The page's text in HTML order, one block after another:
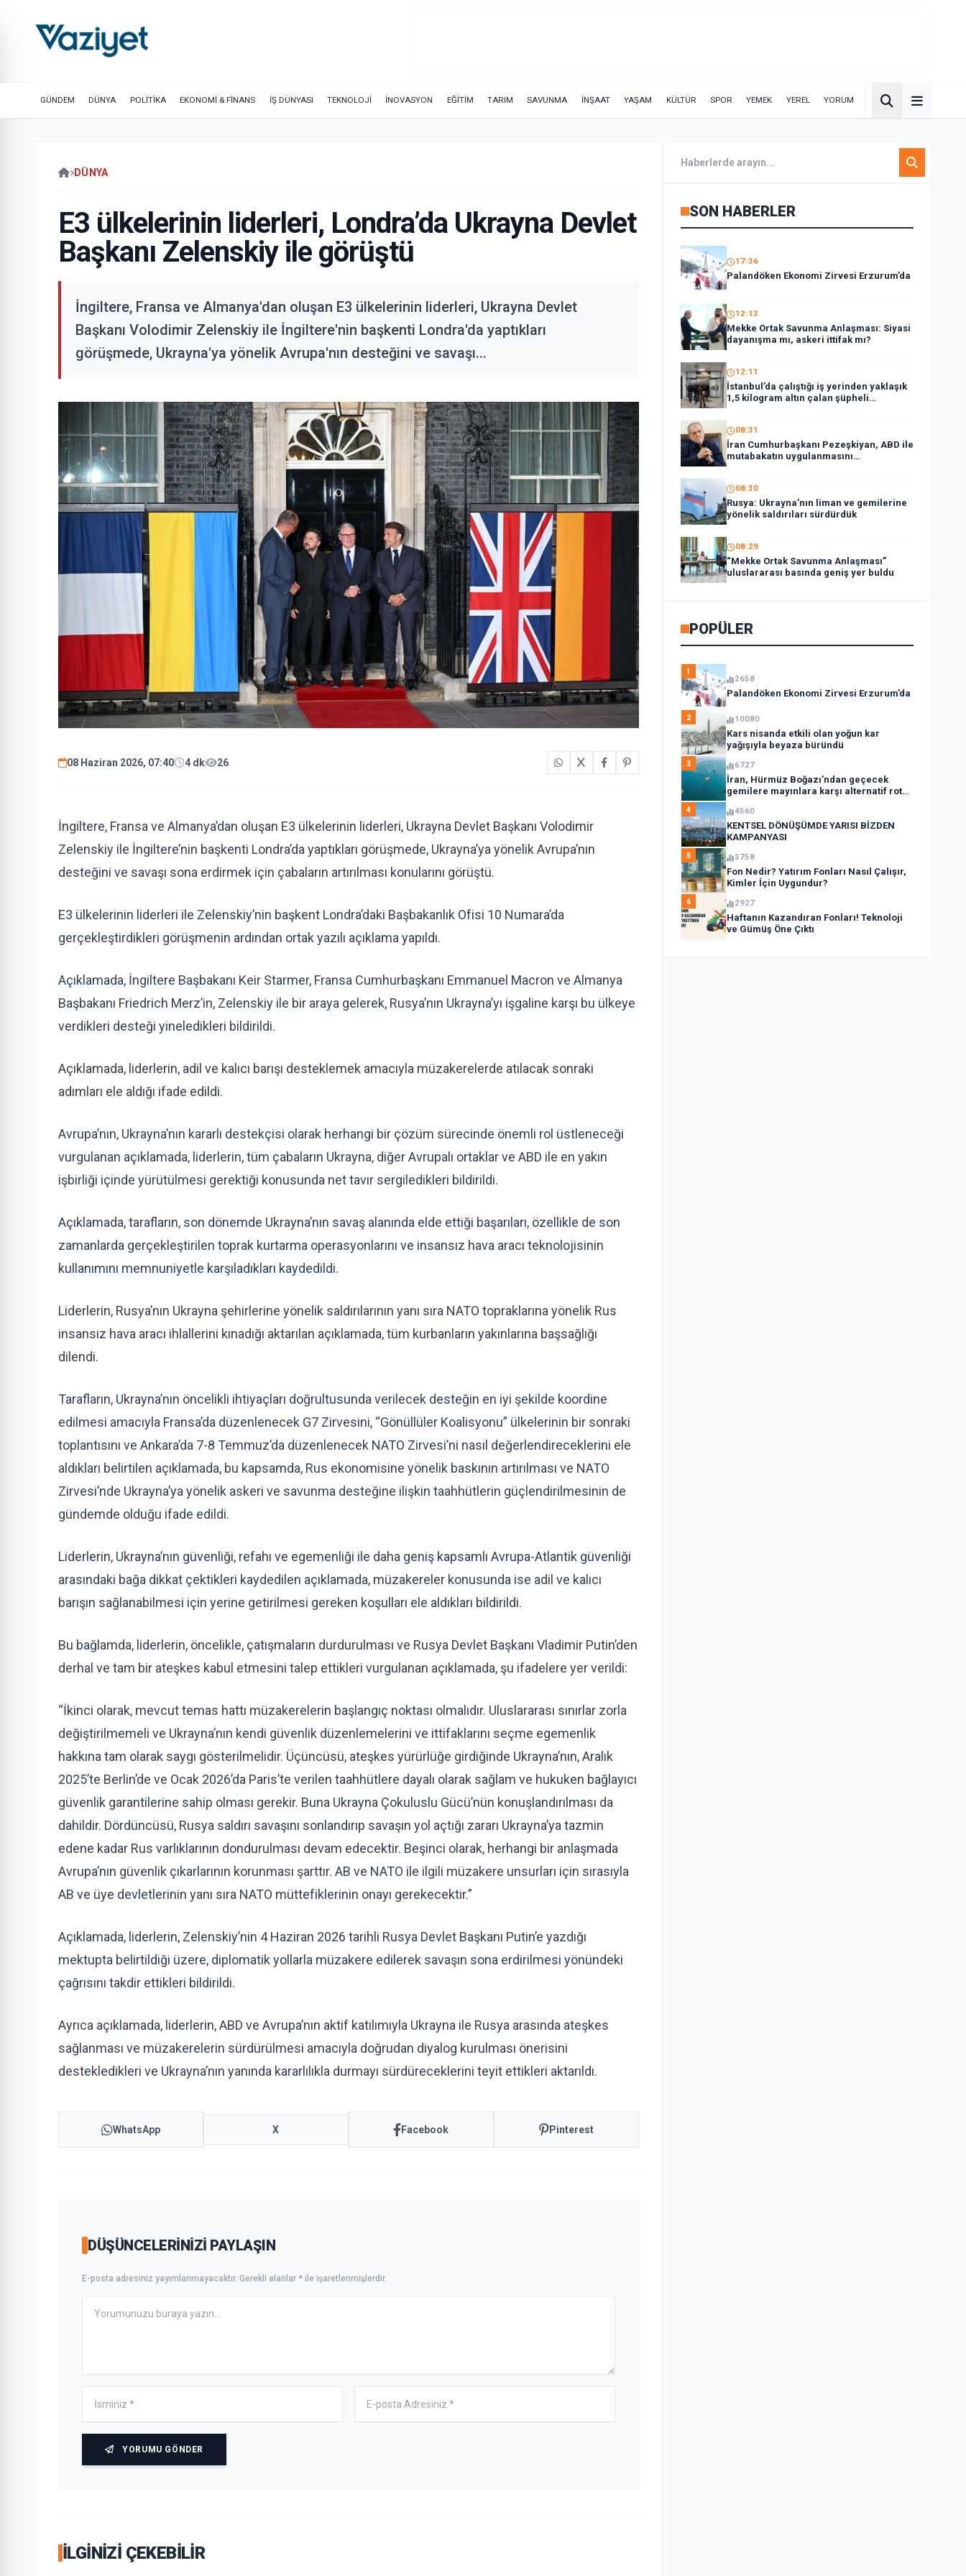
GÜNDEM DÜNYA POLİTİKA EKONOMİ & FİNANS İŞ DÜNYASI TEKNOLOJİ İNOVASYON EĞİTİM TARIM SAVUNMA İNŞAAT YAŞAM KÜLTÜR SPOR YEMEK YEREL YORUM
DÜNYA
E3 ülkelerinin liderleri, Londra’da Ukrayna Devlet
Başkanı Zelenskiy ile görüştü
İngiltere, Fransa ve Almanya'dan oluşan E3 ülkelerinin liderleri, Ukrayna Devlet
Başkanı Volodimir Zelenskiy ile İngiltere'nin başkenti Londra'da yaptıkları
görüşmede, Ukrayna'ya yönelik Avrupa'nın desteğini ve savaşı...
08 Haziran 2026, 07:40 4 dk 26
İngiltere, Fransa ve Almanya’dan oluşan E3 ülkelerinin liderleri, Ukrayna Devlet Başkanı Volodimir
Zelenskiy ile İngiltere’nin başkenti Londra’da yaptıkları görüşmede, Ukrayna’ya yönelik Avrupa’nın
desteğini ve savaşı sona erdirmek için çabaların artırılması konularını görüştü.
E3 ülkelerinin liderleri ile Zelenskiy’nin başkent Londra’daki Başbakanlık Ofisi 10 Numara’da
gerçekleştirdikleri görüşmenin ardından ortak yazılı açıklama yapıldı.
Açıklamada, İngiltere Başbakanı Keir Starmer, Fransa Cumhurbaşkanı Emmanuel Macron ve Almanya
Başbakanı Friedrich Merz’in, Zelenskiy ile bir araya gelerek, Rusya’nın Ukrayna’yı işgaline karşı bu ülkeye
verdikleri desteği yineledikleri bildirildi.
Açıklamada, liderlerin, adil ve kalıcı barışı desteklemek amacıyla müzakerelerde atılacak sonraki
adımları ele aldığı ifade edildi.
Avrupa’nın, Ukrayna’nın kararlı destekçisi olarak herhangi bir çözüm sürecinde önemli rol üstleneceği
vurgulanan açıklamada, liderlerin, tüm çabaların Ukrayna, diğer Avrupalı ortaklar ve ABD ile en yakın
işbirliği içinde yürütülmesi gerektiği konusunda net tavır sergiledikleri bildirildi.
Açıklamada, tarafların, son dönemde Ukrayna’nın savaş alanında elde ettiği başarıları, özellikle de son
zamanlarda gerçekleştirilen toprak kurtarma operasyonlarını ve insansız hava aracı teknolojisinin
kullanımını memnuniyetle karşıladıkları kaydedildi.
Liderlerin, Rusya’nın Ukrayna şehirlerine yönelik saldırılarının yanı sıra NATO topraklarına yönelik Rus
insansız hava aracı ihlallerini kınadığı aktarılan açıklamada, tüm kurbanların yakınlarına başsağlığı
dilendi.
Tarafların, Ukrayna’nın öncelikli ihtiyaçları doğrultusunda verilecek desteğin en iyi şekilde koordine
edilmesi amacıyla Fransa’da düzenlenecek G7 Zirvesini, “Gönüllüler Koalisyonu” ülkelerinin bir sonraki
toplantısını ve Ankara’da 7-8 Temmuz’da düzenlenecek NATO Zirvesi’ni nasıl değerlendireceklerini ele
aldıkları belirtilen açıklamada, bu kapsamda, Rus ekonomisine yönelik baskının artırılması ve NATO
Zirvesi’nde Ukrayna’ya yönelik askeri ve savunma desteğine ilişkin taahhütlerin güçlendirilmesinin de
gündemde olduğu ifade edildi.
Liderlerin, Ukrayna’nın güvenliği, refahı ve egemenliği ile daha geniş kapsamlı Avrupa-Atlantik güvenliği
arasındaki bağa dikkat çektikleri kaydedilen açıklamada, müzakereler konusunda ise adil ve kalıcı
barışın sağlanabilmesi için yerine getirilmesi gereken koşulları ele aldıkları bildirildi.
Bu bağlamda, liderlerin, öncelikle, çatışmaların durdurulması ve Rusya Devlet Başkanı Vladimir Putin’den
derhal ve tam bir ateşkes kabul etmesini talep ettikleri vurgulanan açıklamada, şu ifadelere yer verildi:
“İkinci olarak, mevcut temas hattı müzakerelerin başlangıç noktası olmalıdır. Uluslararası sınırlar zorla
değiştirilmemeli ve Ukrayna’nın kendi güvenlik düzenlemelerini ve ittifaklarını seçme egemenlik
hakkına tam olarak saygı gösterilmelidir. Üçüncüsü, ateşkes yürürlüğe girdiğinde Ukrayna’nın, Aralık
2025’te Berlin’de ve Ocak 2026’da Paris’te verilen taahhütlere dayalı olarak sağlam ve hukuken bağlayıcı
güvenlik garantilerine sahip olması gerekir. Buna Ukrayna Çokuluslu Gücü’nün konuşlandırılması da
dahildir. Dördüncüsü, Rusya saldırı savaşını sonlandırıp savaşın yol açtığı zararı Ukrayna’ya tazmin
edene kadar Rus varlıklarının dondurulması devam edecektir. Beşinci olarak, herhangi bir anlaşmada
Avrupa’nın güvenlik çıkarlarının korunması şarttır. AB ve NATO ile ilgili müzakere unsurları için sırasıyla
AB ve üye devletlerinin yanı sıra NATO müttefiklerinin onayı gerekecektir.”
Açıklamada, liderlerin, Zelenskiy’nin 4 Haziran 2026 tarihli Rusya Devlet Başkanı Putin’e yazdığı
mektupta belirtildiği üzere, diplomatik yollarla müzakere edilerek savaşın sona erdirilmesi yönündeki
çağrısını takdir ettikleri bildirildi.
Ayrıca açıklamada, liderlerin, ABD ve Avrupa’nın aktif katılımıyla Ukrayna ile Rusya arasında ateşkes
sağlanması ve müzakerelerin sürdürülmesi amacıyla doğrudan diyalog kurulması önerisini
destekledikleri ve Ukrayna’nın yanında kararlılıkla durmayı sürdüreceklerini teyit ettikleri aktarıldı.
WhatsApp X Facebook Pinterest
DÜŞÜNCELERINIZI PAYLAŞIN
E-posta adresiniz yayımlanmayacaktır. Gerekli alanlar * ile işaretlenmişlerdir.
YORUMU GÖNDER
İLGINIZI ÇEKEBILIR
SON HABERLER
17:36
Palandöken Ekonomi Zirvesi Erzurum’da
12:13
Mekke Ortak Savunma Anlaşması: Siyasi
dayanışma mı, askeri ittifak mı?
12:11
İstanbul’da çalıştığı iş yerinden yaklaşık
1,5 kilogram altın çalan şüpheli
tutuklandı
08:31
İran Cumhurbaşkanı Pezeşkiyan, ABD ile
mutabakatın uygulanmasını
desteklediklerini söyledi:
08:30
Rusya: Ukrayna’nın liman ve gemilerine
yönelik saldırıları sürdürdük
08:29
“Mekke Ortak Savunma Anlaşması”
uluslararası basında geniş yer buldu
POPÜLER
1
2658
Palandöken Ekonomi Zirvesi Erzurum’da
2 10080
Kars nisanda etkili olan yoğun kar
yağışıyla beyaza büründü
3 6727
İran, Hürmüz Boğazı’ndan geçecek
gemilere mayınlara karşı alternatif rota
4 4560
KENTSEL DÖNÜŞÜMDE YARISI BİZDEN
KAMPANYASI
5 3758
Fon Nedir? Yatırım Fonları Nasıl Çalışır,
Kimler İçin Uygundur?
6 2927
Haftanın Kazandıran Fonları! Teknoloji
ve Gümüş Öne Çıktı